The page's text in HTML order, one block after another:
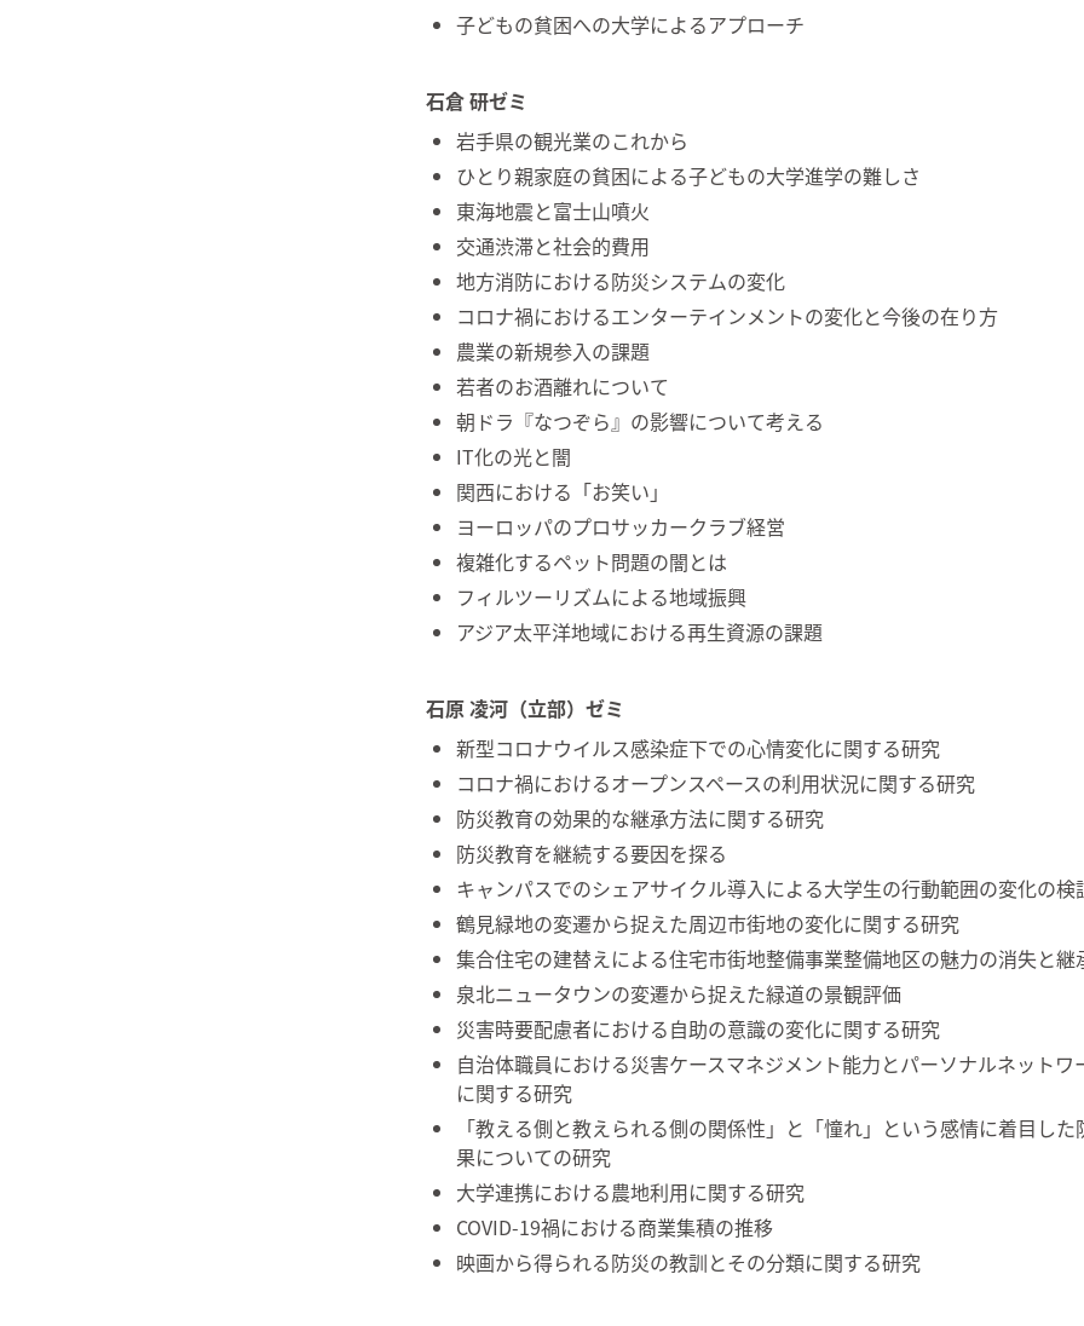
子どもの貧困への大学によるアプローチ
石倉 研ゼミ
岩手県の観光業のこれから
ひとり親家庭の貧困による子どもの大学進学の難しさ
東海地震と富士山噴火
交通渋滞と社会的費用
地方消防における防災システムの変化
コロナ禍におけるエンターテインメントの変化と今後の在り方
農業の新規参入の課題
若者のお酒離れについて
朝ドラ『なつぞら』の影響について考える
IT化の光と闇
関西における「お笑い」
ヨーロッパのプロサッカークラブ経営
複雑化するペット問題の闇とは
フィルツーリズムによる地域振興
アジア太平洋地域における再生資源の課題
石原 凌河（立部）ゼミ
新型コロナウイルス感染症下での心情変化に関する研究
コロナ禍におけるオープンスペースの利用状況に関する研究
防災教育の効果的な継承方法に関する研究
防災教育を継続する要因を探る
キャンパスでのシェアサイクル導入による大学生の行動範囲の変化の検
鶴見緑地の変遷から捉えた周辺市街地の変化に関する研究
集合住宅の建替えによる住宅市街地整備事業整備地区の魅力の消失と継
泉北ニュータウンの変遷から捉えた緑道の景観評価
災害時要配慮者における自助の意識の変化に関する研究
自治体職員における災害ケースマネジメント能力とパーソナルネットワ
に関する研究
「教える側と教えられる側の関係性」と「憧れ」という感情に着目し
果についての研究
大学連携における農地利用に関する研究
COVID-19禍における商業集積の推移
映画から得られる防災の教訓とその分類に関する研究